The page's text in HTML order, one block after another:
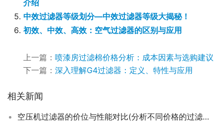
介绍
中效过滤器等级划分—中效过滤器等级大揭秘！
初效、中效、高效：空气过滤器的区别与应用
上一篇： 喷漆房过滤棉价格分析：成本因素与选购建议
下一篇： 深入理解G4过滤器：定义、特性与应用
相关新闻
空压机过滤器的价位与性能对比(分析不同价格的过滤器优缺点，避免选错成本高昂)